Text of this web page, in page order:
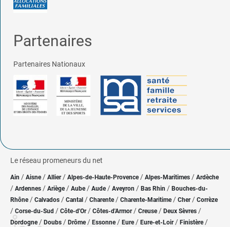
Partenaires
Partenaires Nationaux
Le réseau promeneurs du net
Ain / Aisne/ Allier/ Alpes-de-Haute-Provence / Alpes-Maritimes / Ardèche
/ Ardennes / Ariège/ Aube/ Aude / Aveyron / Bas Rhin / Bouches-du-
Rhône/ Calvados / Cantal / Charente / Charente-Maritime/ Cher / Corrèze
/ Corse-du-Sud / Côte-d'Or / Côtes-d'Armor/ Creuse/ Deux Sèvres /
Dordogne/ Doubs / Drôme/ Essonne / Eure/ Eure-et-Loir / Finistère/